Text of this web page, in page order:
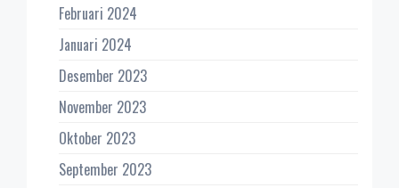
Februari 2024
Januari 2024
Desember 2023
November 2023
Oktober 2023
September 2023